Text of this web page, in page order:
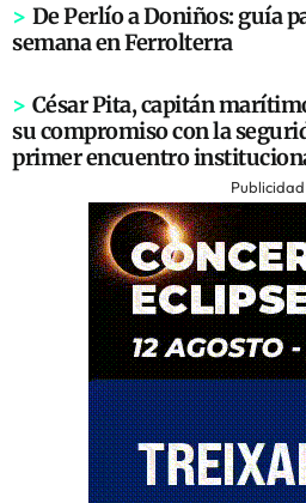
> De Perlío a Doniños: guía
semana en Ferrolterra
> César Pita, capitán
su compromiso con la
primer encuentro
Publicidad